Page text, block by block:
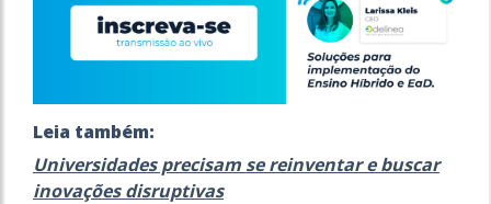
Leia também:
Universidades precisam se reinventar e buscar
inovações disruptivas